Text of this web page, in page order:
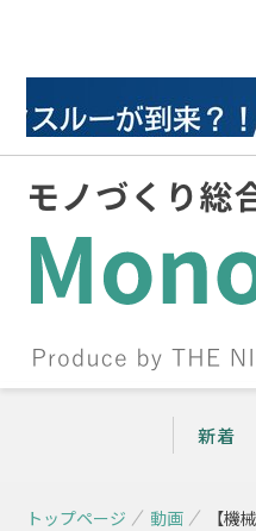
新着
トップページ 動画 【機